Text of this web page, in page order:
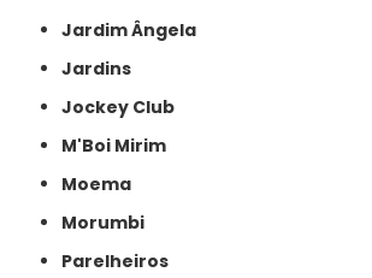
Jardim Ângela
Jardins
Jockey Club
M'Boi Mirim
Moema
Morumbi
Parelheiros